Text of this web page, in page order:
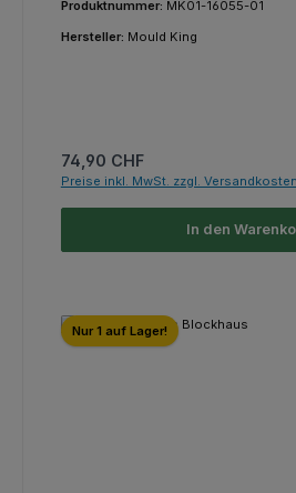
Produktnummer: MK01-16055-01
Hersteller: Mould King
Regulärer Preis:
74,90 CHF
Preise inkl. MwSt. zzgl. Versandkosten
In den
Nur 1 auf Lager!